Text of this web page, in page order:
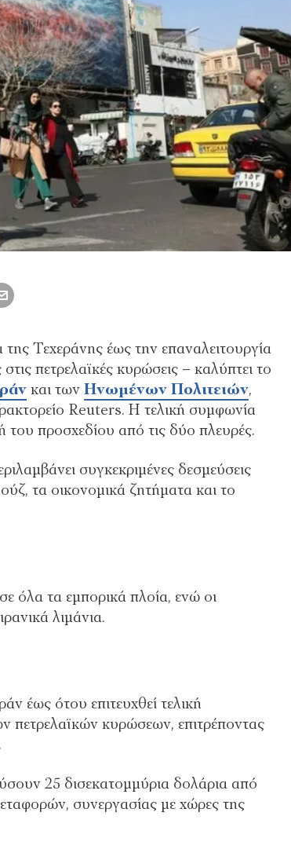
Τεχεράνης έως την επαναλειτουργία
πετρελαϊκές κυρώσεις – καλύπτει το
και των Ηνωμένων Πολιτειών,
Reuters. Η τελική συμφωνία
του προσχεδίου από τις δύο πλευρές.
συγκεκριμένες δεσμεύσεις
τα οικονομικά ζητήματα και το
όλα τα εμπορικά πλοία, ενώ οι
λιμάνια.
έως ότου επιτευχθεί τελική
κυρώσεων, επιτρέποντας
25 δισεκατομμύρια δολάρια από
συνεργασίας με χώρες της